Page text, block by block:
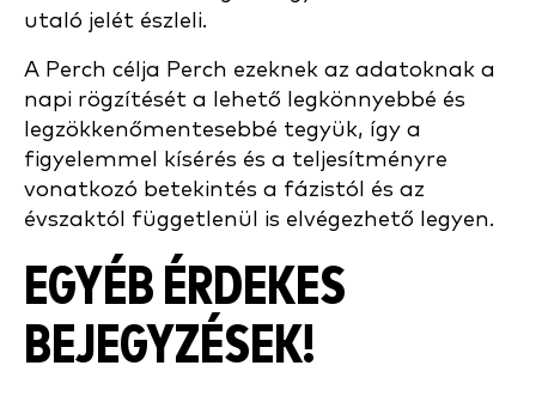
utaló jelét észleli.
A Perch célja Perch ezeknek az adatoknak a
napi rögzítését a lehető legkönnyebbé és
legzökkenőmentesebbé tegyük, így a
figyelemmel kísérés és a teljesítményre
vonatkozó betekintés a fázistól és az
évszaktól függetlenül is elvégezhető legyen.
EGYÉB ÉRDEKES
BEJEGYZÉSEK!